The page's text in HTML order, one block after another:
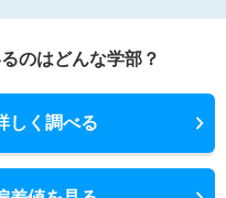
のはどんな学部？
しく調べる